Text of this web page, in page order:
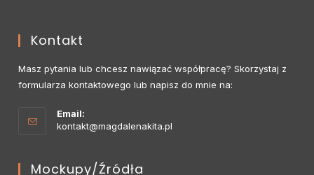
Kontakt
Masz pytania lub chcesz nawiązać współpracę? Skorzystaj z
formularza kontaktowego lub napisz do mnie na:
Email:
kontakt@magdalenakita.pl
Mockupy/źródła